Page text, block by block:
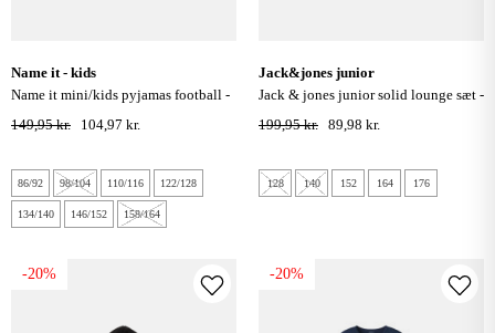
name it - kids
name it mini/kids pyjamas football -
dark denim
149,95 kr. 104,97 kr.
86/92 98/104 110/116 122/128
134/140 146/152 158/164
jack&jones junior
jack & jones junior solid lounge sæt -
sort
199,95 kr. 89,98 kr.
128 140 152 164 176
-20% -20%